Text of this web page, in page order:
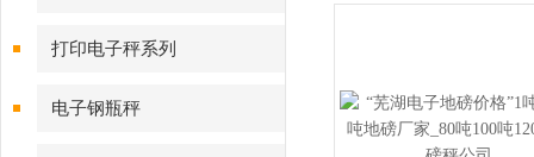
打印电子秤系列
电子钢瓶秤